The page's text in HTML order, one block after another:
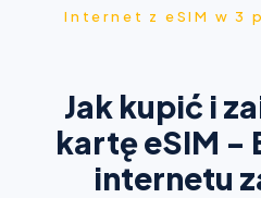
Internet z eSIM w 3
Jak kupić i
kartę eSIM -
internetu